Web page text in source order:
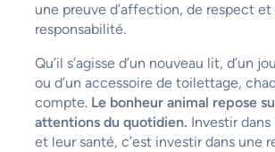
une preuve d’affection, de respect et
responsabilité.
Qu’il s’agisse d’un nouveau lit, d’un
ou d’un accessoire de toilettage,
compte. Le bonheur animal repose
attentions du quotidien. Investir
et leur santé, c’est investir dans une